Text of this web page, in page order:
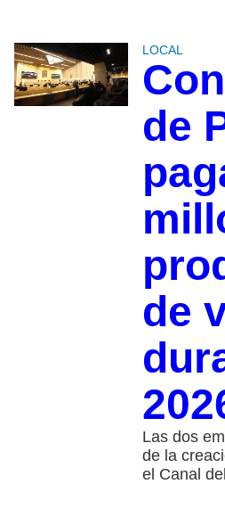
LOCAL
de
de
Las dos
de la
el Canal